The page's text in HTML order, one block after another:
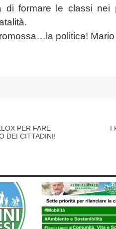
di formare le classi
politica! Mario
PER FARE
DEI CITTADINI!
I